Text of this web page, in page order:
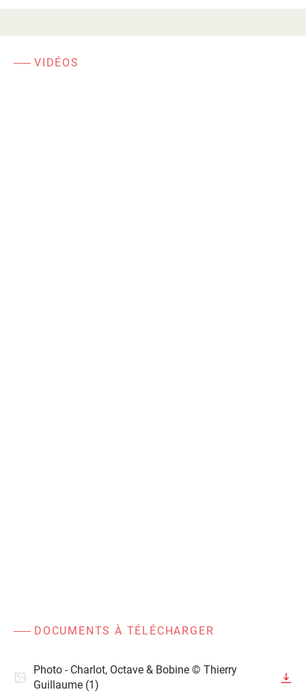
VIDÉOS
DOCUMENTS À TÉLÉCHARGER
Photo - Charlot, Octave & Bobine © Thierry
Guillaume (1)